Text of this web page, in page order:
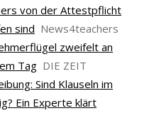
von der Attestpflicht
sind News4teachers
zweifelt an
Tag DIE ZEIT
Sind Klauseln im
Ein Experte klärt